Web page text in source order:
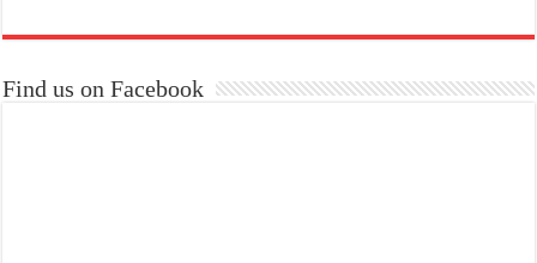
Find us on Facebook